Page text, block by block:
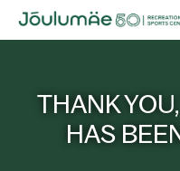
THANK
HAS